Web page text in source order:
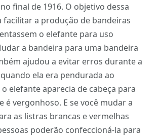
final de 1916. O objetivo dessa
facilitar a produção de bandeiras
o elefante para uso
a bandeira para uma bandeira
ajudou a evitar erros durante a
ela era pendurada ao
elefante aparecia de cabeça para
é vergonhoso. E se você mudar a
as listras brancas e vermelhas
poderão confeccioná-la para